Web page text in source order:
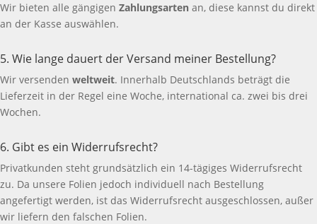
Wir bieten alle gängigen Zahlungsarten an, diese kannst du direkt
an der Kasse auswählen.
5. Wie lange dauert der Versand meiner Bestellung?
Wir versenden weltweit. Innerhalb Deutschlands beträgt die
Lieferzeit in der Regel eine Woche, international ca. zwei bis drei
Wochen.
6. Gibt es ein Widerrufsrecht?
Privatkunden steht grundsätzlich ein 14-tägiges Widerrufsrecht
zu. Da unsere Folien jedoch individuell nach Bestellung
angefertigt werden, ist das Widerrufsrecht ausgeschlossen, außer
wir liefern den falschen Folien.